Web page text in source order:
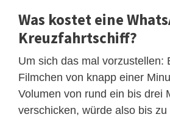
Was kostet eine
Kreuzfahrtschiff?
Um sich das mal vorzustellen:
Filmchen von knapp einer
Volumen von rund ein bis drei
verschicken, würde also bis